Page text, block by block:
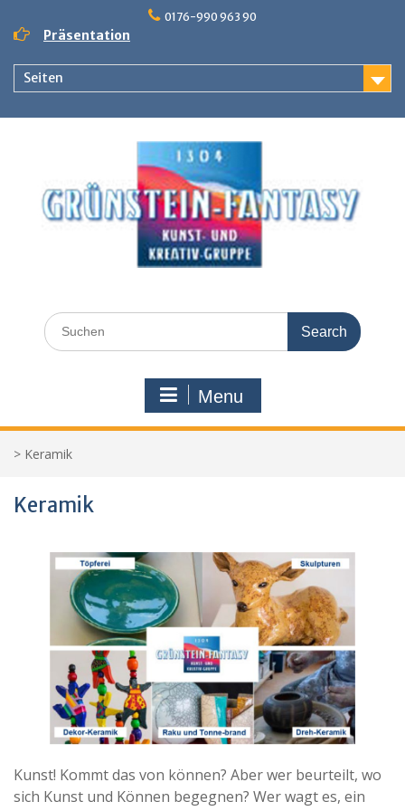
content
0176-990 963 90
Präsentation
Seiten
Search
for:
Menu
> Keramik
Keramik
Kunst! Kommt das von können? Aber wer beurteilt, wo
sich Kunst und Können begegnen? Wer wagt es, ein